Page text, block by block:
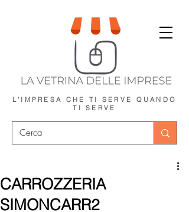
L'IMPRESA CHE TI SERVE QUANDO
TI SERVE
CARROZZERIA
SIMONCARR2